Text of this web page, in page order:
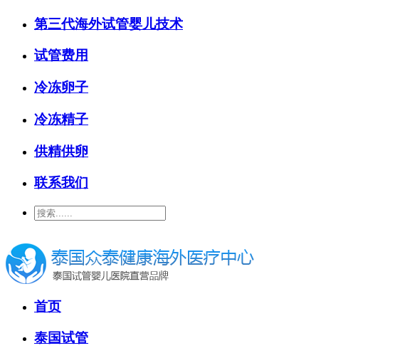
第三代海外试管婴儿技术
试管费用
冷冻卵子
冷冻精子
供精供卵
联系我们
首页
泰国试管